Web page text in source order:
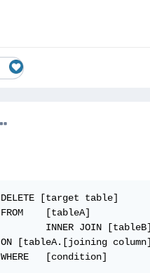
DELETE [target table]
FROM    [tableA]
INNER JOIN
ON [tableA.[joining
WHERE   [condition]